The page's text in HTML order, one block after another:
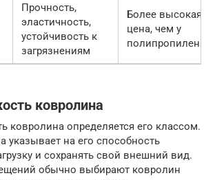
Прочность,
эластичность,
устойчивость к
загрязнениям
Более высокая
цена, чем у
полипропилена
ковролина
ковролина определяется его классом.
указывает на его способность
и сохранять свой внешний вид.
обычно выбирают ковролин